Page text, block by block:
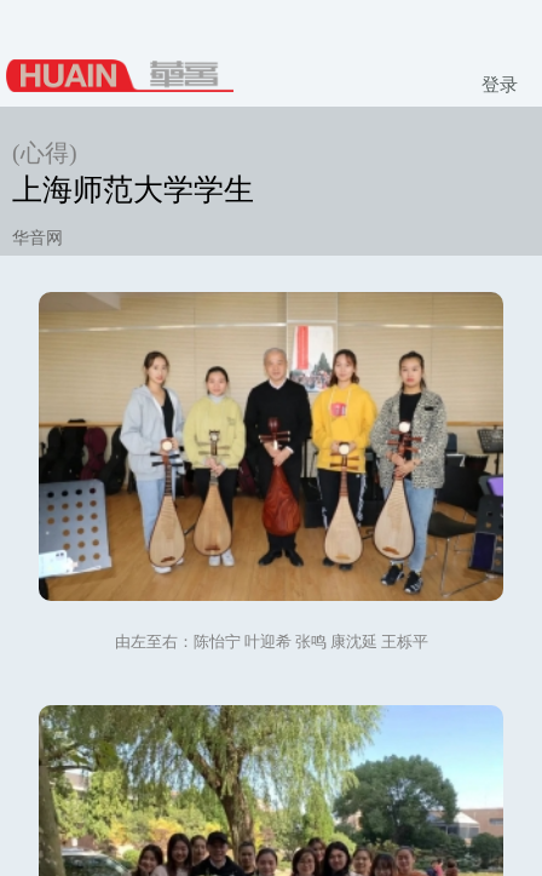
登录
(心得)
上海师范大学学生
华音网
由左至右：陈怡宁 叶迎希 张鸣 康沈延 王栎平